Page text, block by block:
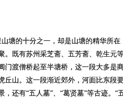
塘的十分之一，却是山塘的精华所
。既有苏州采芝斋、五芳斋、乾生元
门渡僧桥起至半塘桥，这一段大多是
丘山。这一段渐近郊外，河面比东段
还有“五人墓”、“葛贤墓”等古迹。